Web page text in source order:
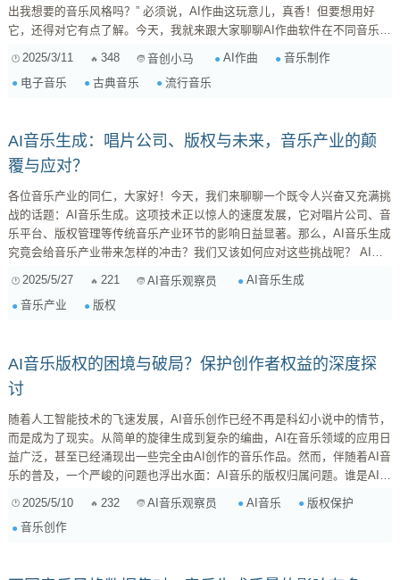
出我想要的音乐风格吗？” 必须说，AI作曲这玩意儿，真香！但要想用好
它，还得对它有点了解。今天，我就来跟大家聊聊AI作曲软件在不同音乐风
格中的应用，特别是流行、古典和电子音乐这三大“巨头”。 准备好你的耳
机，咱们一起踏上这段AI音乐之旅吧！ 一、AI作曲软件是什么？它能干什
么？ 简单来说，AI作曲软件就是利用人工智能技术来创作音乐的工具。它
2025/3/11 348 音创小马 AI作曲
音乐制作
电子音乐
古典音乐 流行音乐
AI音乐生成：唱片公司、版权与未来，音乐产业的颠
覆与应对？
各位音乐产业的同仁，大家好！今天，我们来聊聊一个既令人兴奋又充满挑
战的话题：AI音乐生成。这项技术正以惊人的速度发展，它对唱片公司、音
乐平台、版权管理等传统音乐产业环节的影响日益显著。那么，AI音乐生成
究竟会给音乐产业带来怎样的冲击？我们又该如何应对这些挑战呢？ AI音
说，就是利用人工智能技术，让计算机能够创作音乐。这并非简单的随机组
合音符，而是通过深度学习等算法，让AI学习大量的音乐作品，从而掌握音
2025/5/27 221 AI音乐观察员
AI音乐生成
音乐产业
版权
AI音乐版权的困境与破局？保护创作者权益的深度探
讨
随着人工智能技术的飞速发展，AI音乐创作已经不再是科幻小说中的情节，
而是成为了现实。从简单的旋律生成到复杂的编曲，AI在音乐领域的应用日
益广泛，甚至已经涌现出一些完全由AI创作的音乐作品。然而，伴随着AI音
乐的普及，一个严峻的问题也浮出水面：AI音乐的版权归属问题。谁是AI音
的健康发展，也关系到音乐创作的未来。 AI音乐版权：一个充满争议的灰
色地带 目前，对于AI音乐的版权问题，法律界和音乐界尚未形成统一的意
2025/5/10 232 AI音乐观察员 AI音乐
版权保护
音乐创作